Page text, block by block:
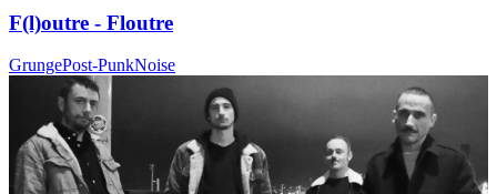
F(l)outre - Floutre
GrungePost-PunkNoise